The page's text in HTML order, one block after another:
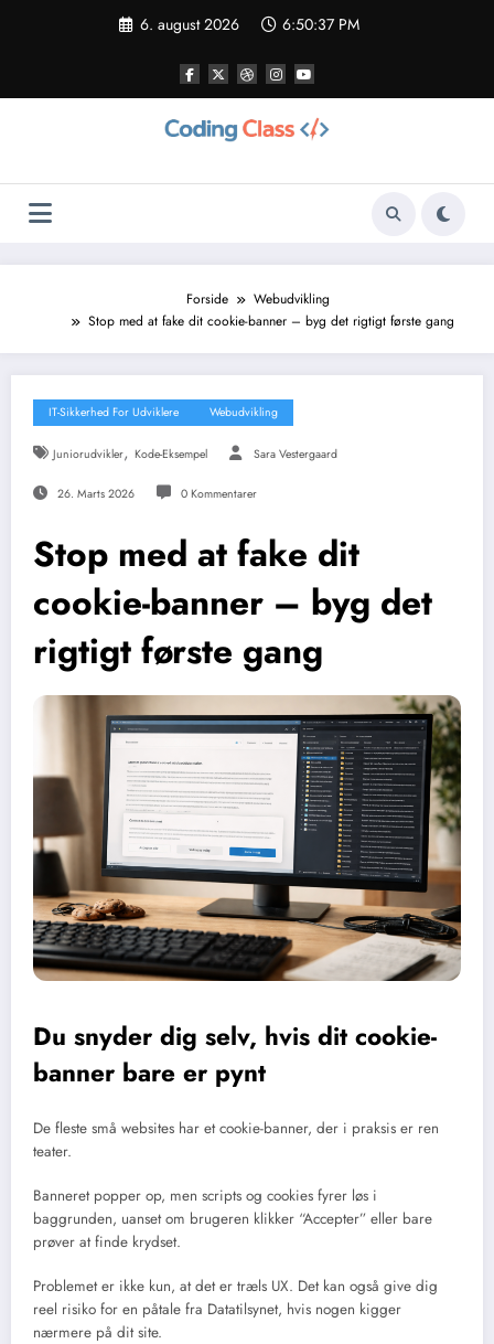
6. august 2026 6:50:38 PM
Forside
Webudvikling
Stop med at fake dit cookie-banner – byg det rigtigt første gang
IT-Sikkerhed For Udviklere Webudvikling
Juniorudvikler, Kode-Eksempel Sara Vestergaard
26. Marts 2026 0 Kommentarer
Stop med at fake dit
cookie-banner – byg det
rigtigt første gang
Du snyder dig selv, hvis dit cookie-
banner bare er pynt
De fleste små websites har et cookie-banner, der i praksis er ren
teater.
Banneret popper op, men scripts og cookies fyrer løs i
baggrunden, uanset om brugeren klikker “Accepter” eller bare
prøver at finde krydset.
Problemet er ikke kun, at det er træls UX. Det kan også give dig
reel risiko for en påtale fra Datatilsynet, hvis nogen kigger
nærmere på dit site.